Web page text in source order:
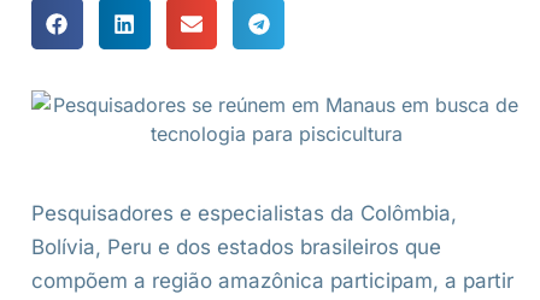
Pesquisadores e especialistas da Colômbia,
Bolívia, Peru e dos estados brasileiros que
compõem a região amazônica participam, a partir